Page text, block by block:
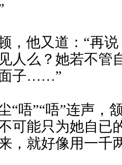
，他又道：“再
人么？她若不管
子……”
“唔”“唔”连声，
可能只为她自已
，就好像用一